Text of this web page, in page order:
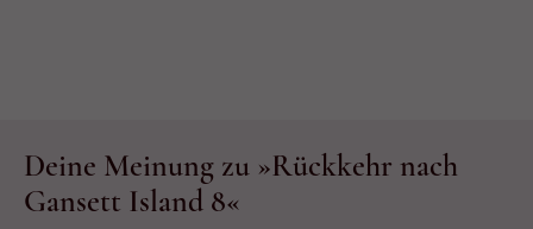
Deine Meinung zu »Rückkehr nach
Gansett Island 8«